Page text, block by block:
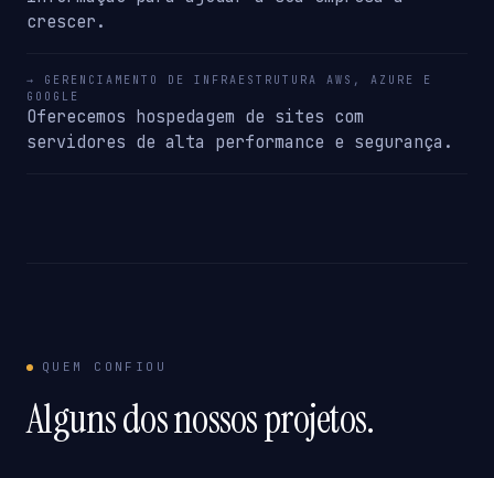
crescer.
→ GERENCIAMENTO DE INFRAESTRUTURA AWS, AZURE E
GOOGLE
Oferecemos hospedagem de sites com
servidores de alta performance e segurança.
QUEM CONFIOU
Alguns dos nossos projetos.